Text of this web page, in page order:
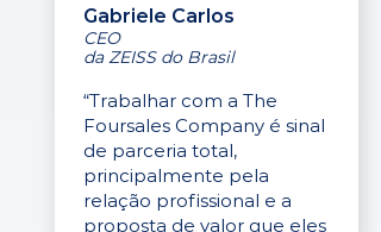
Gabriele Carlos
CEO
da ZEISS do Brasil
“Trabalhar com a The
Foursales Company é sinal
de parceria total,
principalmente pela
relação profissional e a
proposta de valor que eles